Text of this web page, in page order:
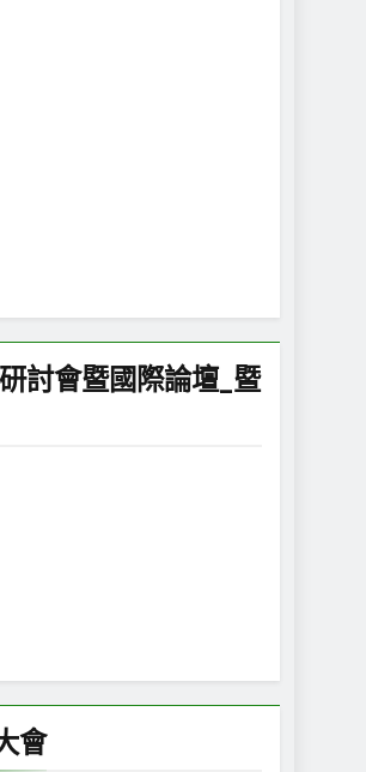
討會暨國際論壇_暨
會